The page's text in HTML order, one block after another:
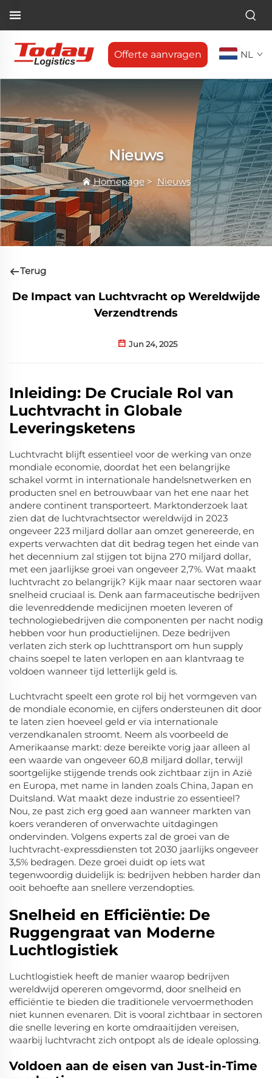
Offerte aanvragen NL
Nieuws
Homepage> Nieuws
Terug
De Impact van Luchtvracht op Wereldwijde
Verzendtrends
Jun 24, 2025
Inleiding: De Cruciale Rol van
Luchtvracht in Globale
Leveringsketens
Luchtvracht blijft essentieel voor de werking van onze
mondiale economie, doordat het een belangrijke
schakel vormt in internationale handelsnetwerken en
producten snel en betrouwbaar van het ene naar het
andere continent transporteert. Marktonderzoek laat
zien dat de luchtvrachtsector wereldwijd in 2023
ongeveer 223 miljard dollar aan omzet genereerde, en
experts verwachten dat dit bedrag tegen het einde van
het decennium zal stijgen tot bijna 270 miljard dollar,
met een jaarlijkse groei van ongeveer 2,7%. Wat maakt
luchtvracht zo belangrijk? Kijk maar naar sectoren waar
snelheid cruciaal is. Denk aan farmaceutische bedrijven
die levenreddende medicijnen moeten leveren of
technologiebedrijven die componenten per nacht nodig
hebben voor hun productielijnen. Deze bedrijven
verlaten zich sterk op luchttransport om hun supply
chains soepel te laten verlopen en aan klantvraag te
voldoen wanneer tijd letterlijk geld is.
Luchtvracht speelt een grote rol bij het vormgeven van
de mondiale economie, en cijfers ondersteunen dit door
te laten zien hoeveel geld er via internationale
verzendkanalen stroomt. Neem als voorbeeld de
Amerikaanse markt: deze bereikte vorig jaar alleen al
een waarde van ongeveer 60,8 miljard dollar, terwijl
soortgelijke stijgende trends ook zichtbaar zijn in Azië
en Europa, met name in landen zoals China, Japan en
Duitsland. Wat maakt deze industrie zo essentieel?
Nou, ze past zich erg goed aan wanneer markten van
koers veranderen of onverwachte uitdagingen
ondervinden. Volgens experts zal de groei van de
luchtvracht-expressdiensten tot 2030 jaarlijks ongeveer
3,5% bedragen. Deze groei duidt op iets wat
tegenwoordig duidelijk is: bedrijven hebben harder dan
ooit behoefte aan snellere verzendopties.
Snelheid en Efficiëntie: De
Ruggengraat van Moderne
Luchtlogistiek
Luchtlogistiek heeft de manier waarop bedrijven
wereldwijd opereren omgevormd, door snelheid en
efficiëntie te bieden die traditionele vervoermethoden
niet kunnen evenaren. Dit is vooral zichtbaar in sectoren
die snelle levering en korte omdraaitijden vereisen,
waarbij luchtvracht zich ontpopt als de ideale oplossing.
Voldoen aan de eisen van Just-in-Time